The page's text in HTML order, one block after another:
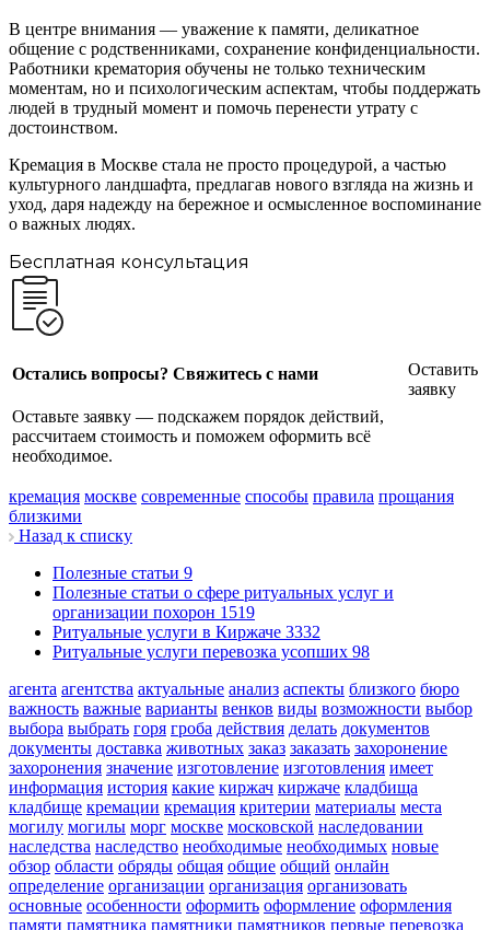
В центре внимания — уважение к памяти, деликатное
общение с родственниками, сохранение конфиденциальности.
Работники крематория обучены не только техническим
моментам, но и психологическим аспектам, чтобы поддержать
людей в трудный момент и помочь перенести утрату с
достоинством.
Кремация в Москве стала не просто процедурой, а частью
культурного ландшафта, предлагав нового взгляда на жизнь и
уход, даря надежду на бережное и осмысленное воспоминание
о важных людях.
Бесплатная консультация
Остались вопросы? Свяжитесь с нами
Оставьте заявку — подскажем порядок действий,
рассчитаем стоимость и поможем оформить всё
необходимое.
Оставить
заявку
кремация москве современные способы правила прощания
близкими
Назад к списку
Полезные статьи 9
Полезные статьи о сфере ритуальных услуг и
организации похорон 1519
Ритуальные услуги в Киржаче 3332
Ритуальные услуги перевозка усопших 98
агента агентства актуальные анализ аспекты близкого бюро
важность важные варианты венков виды возможности выбор
выбора выбрать горя гроба действия делать документов
документы доставка животных заказ заказать захоронение
захоронения значение изготовление изготовления имеет
информация история какие киржач киржаче кладбища
кладбище кремации кремация критерии материалы места
могилу могилы морг москве московской наследовании
наследства наследство необходимые необходимых новые
обзор области обряды общая общие общий онлайн
определение организации организация организовать
основные особенности оформить оформление оформления
памяти памятника памятники памятников первые перевозка